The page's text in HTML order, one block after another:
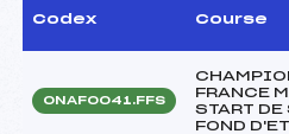
Codex Course
ONAF0041.FFS
FRANCE
START DE
FOND